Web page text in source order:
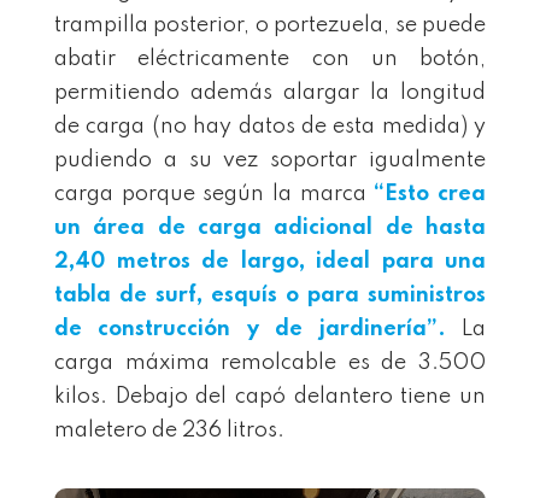
trampilla posterior, o portezuela, se puede
abatir eléctricamente con un botón,
permitiendo además alargar la longitud
de carga (no hay datos de esta medida) y
pudiendo a su vez soportar igualmente
carga porque según la marca “Esto crea
un área de carga adicional de hasta
2,40 metros de largo, ideal para una
tabla de surf, esquís o para suministros
de construcción y de jardinería”.
La
carga máxima remolcable es de 3.500
kilos. Debajo del capó delantero tiene un
maletero de 236 litros.